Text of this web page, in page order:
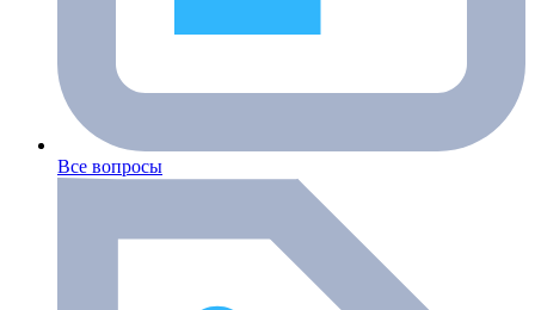
Все вопросы